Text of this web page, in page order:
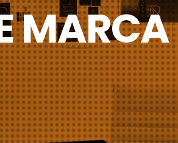
MARCA